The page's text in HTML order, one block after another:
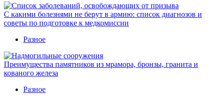
С какими болезнями не берут в армию: список диагнозов и
советы по подготовке к медкомиссии
Разное
Преимущества памятников из мрамора, бронзы, гранита и
кованого железа
Разное